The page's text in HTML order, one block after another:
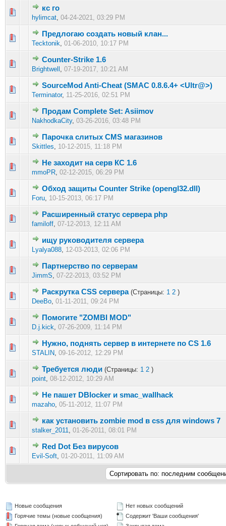
кс го
hylimcat, 04-24-2021, 03:29 PM
0 голос(ов) - 0 из 5 в среднем
Предлогаю создать новый клан...
Tecktonik, 01-06-2010, 10:17 PM
1 голос(ов) - 5 из 5 в среднем
12345
Counter-Strike 1.6
Brightwell , 07-19-2017, 10:21 AM
0 голос(ов) - 0 из 5 в среднем
1 234
SourceMod Anti-Cheat (SMAC 0.8.6.4+ <Ultr@>)
Terminator, 11-25-2016, 02:51 PM
0 голос(ов) - 0 из 5 в среднем
12 345
Продам Complete Set: Asiimov
NakhodkaCity, 03-26-2016, 03:48 PM
1 голос(ов) - 5 из 5 в среднем
1234 5
Парочка слитых CMS магазинов
Skittles, 10-12-2015, 11:18 PM
1 голос(ов) - 5 из 5 в среднем
123 45
Не заходит на серв КС 1.6
mmoPR, 02-12-2015, 06:29 PM
0 голос(ов) - 0 из 5 в среднем
1 2345
Обход защиты Counter Strike (opengl32.dll)
Foru, 10-15-2013, 06:17 PM
0 голос(ов) - 0 из 5 в среднем
12 345
Расширенный статус сервера php
familoff, 07-12-2013, 12:11 AM
0 голос(ов) - 0 из 5 в среднем
1 2345
ищу руководителя сервера
Lyalya088, 12-03-2013, 02:06 PM
0 голос(ов) - 0 из 5 в среднем
12345
Партнерство по серверам
JimmS, 07-22-2013, 03:52 PM
0 голос(ов) - 0 из 5 в среднем
12345
Раскрутка CSS сервера (Страницы: 1 2 )
DeeBo, 01-11-2011, 09:24 PM
0 голос(ов) - 0 из 5 в среднем
12 345
Помогите "ZOMBI MOD"
D.j.kick, 07-26-2009, 11:14 PM
0 голос(ов) - 0 из 5 в среднем
12345
Нужно, поднять сервер в интернете по CS 1.6
STALIN, 09-16-2012, 12:29 PM
0 голос(ов) - 0 из 5 в среднем
123 45
Требуется люди (Страницы: 1 2 )
point, 08-12-2012, 10:29 AM
0 голос(ов) - 0 из 5 в среднем
123 45
Не пашет DBlocker и smac_wallhack
mazaho, 05-11-2012, 11:07 PM
0 голос(ов) - 0 из 5 в среднем
12345
как установить zombie mod в css для windows 7
stalker_2011, 01-26-2011, 08:01 PM
0 голос(ов) - 0 из 5 в среднем
12 345
Red Dot Без вирусов
Evil-Soft, 01-20-2011, 11:09 AM
0 голос(ов) - 0 из 5 в среднем
12345
Новые сообщения
Горячие темы (новые сообщения)
Нет новых сообщений
Содержит 'Ваши сообщения'